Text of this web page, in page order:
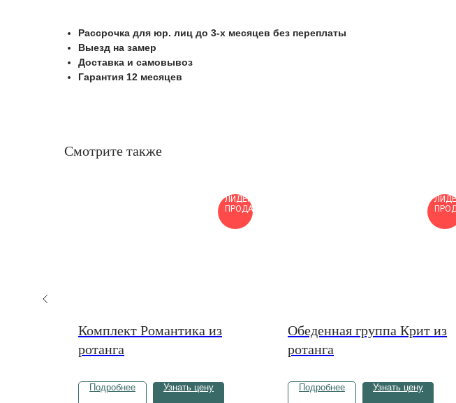
Рассрочка для юр. лиц до 3-х месяцев без переплаты
Выезд на замер
Доставка и самовывоз
Гарантия 12 месяцев
Смотрите также
ЛИДЕР
ПРОДАЖ
Комплект Романтика из
ротанга
Подробнее Узнать цену
Обеденная группа Крит из
ротанга
Подробнее Узнать цену